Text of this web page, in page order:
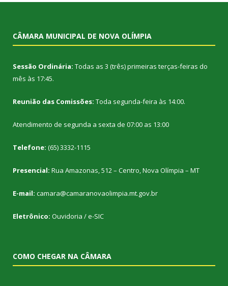
CÂMARA MUNICIPAL DE NOVA OLÍMPIA
Sessão Ordinária: Todas as 3 (três) primeiras terças-feiras do
mês às 17:45.
Reunião das Comissões: Toda segunda-feira às 14:00.
Atendimento de segunda a sexta de 07:00 as 13:00
Telefone: (65) 3332-1115
Presencial: Rua Amazonas, 512 – Centro, Nova Olímpia – MT
E-mail: camara@camaranovaolimpia.mt.gov.br
Eletrônico: Ouvidoria /e-SIC
COMO CHEGAR NA CÂMARA